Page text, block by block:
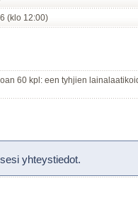
(klo 12:00)
60 kpl: een tyhjien
yhteystiedot.